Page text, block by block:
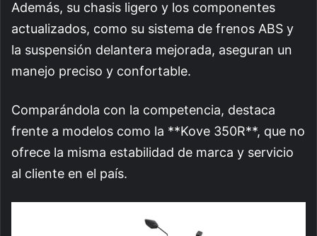
Además, su chasis ligero y los componentes
actualizados, como su sistema de frenos ABS y
la suspensión delantera mejorada, aseguran un
manejo preciso y confortable.
Comparándola con la competencia, destaca
frente a modelos como la **Kove 350R**, que no
ofrece la misma estabilidad de marca y servicio
al cliente en el país.